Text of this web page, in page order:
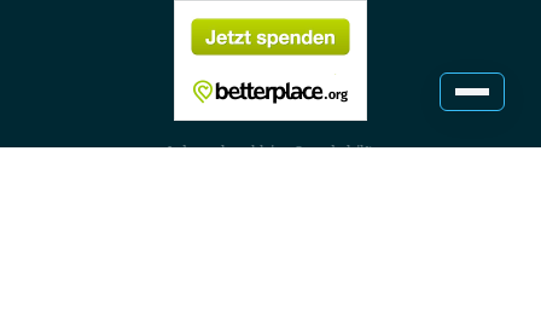
Jede noch so kleine Spende hilft,